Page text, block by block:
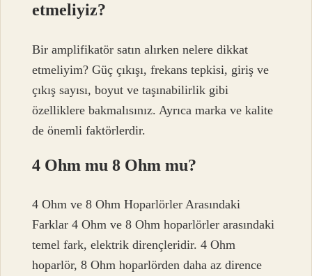
etmeliyiz?
Bir amplifikatör satın alırken nelere dikkat
etmeliyim? Güç çıkışı, frekans tepkisi, giriş ve
çıkış sayısı, boyut ve taşınabilirlik gibi
özelliklere bakmalısınız. Ayrıca marka ve kalite
de önemli faktörlerdir.
4 Ohm mu 8 Ohm mu?
4 Ohm ve 8 Ohm Hoparlörler Arasındaki
Farklar 4 Ohm ve 8 Ohm hoparlörler arasındaki
temel fark, elektrik dirençleridir. 4 Ohm
hoparlör, 8 Ohm hoparlörden daha az dirence